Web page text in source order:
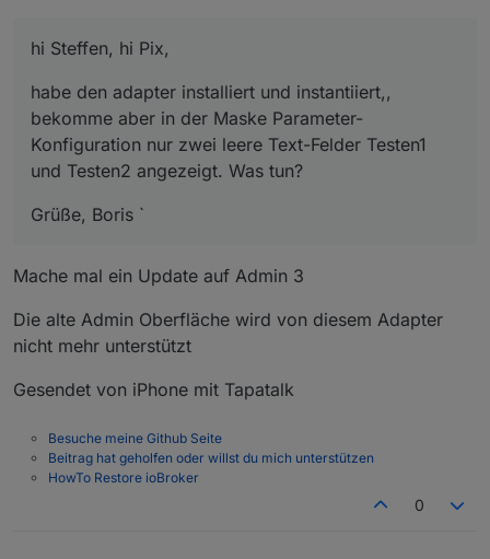
hi Steffen, hi Pix,
habe den adapter installiert und instantiiert,,
bekomme aber in der Maske Parameter-
Konfiguration nur zwei leere Text-Felder Testen1
und Testen2 angezeigt. Was tun?
Grüße, Boris `
Mache mal ein Update auf Admin 3
Die alte Admin Oberfläche wird von diesem Adapter
nicht mehr unterstützt
Gesendet von iPhone mit Tapatalk
Besuche meine Github Seite
Beitrag hat geholfen oder willst du mich unterstützen
HowTo Restore ioBroker
0